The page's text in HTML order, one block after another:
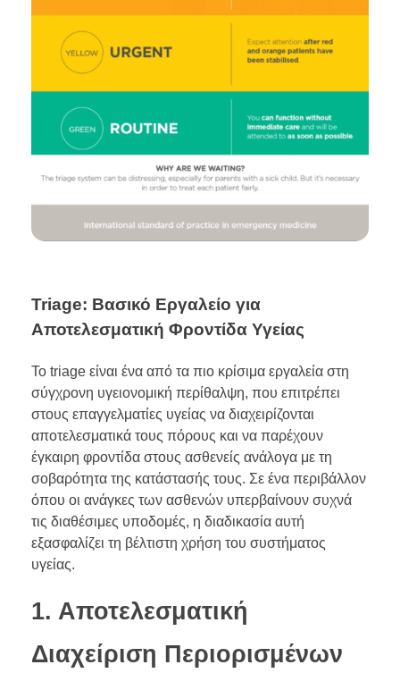
Triage: Βασικό Εργαλείο για
Αποτελεσματική Φροντίδα Υγείας
Το triage είναι ένα από τα πιο κρίσιμα εργαλεία στη
σύγχρονη υγειονομική περίθαλψη, που επιτρέπει
στους επαγγελματίες υγείας να διαχειρίζονται
αποτελεσματικά τους πόρους και να παρέχουν
έγκαιρη φροντίδα στους ασθενείς ανάλογα με τη
σοβαρότητα της κατάστασής τους. Σε ένα περιβάλλον
όπου οι ανάγκες των ασθενών υπερβαίνουν συχνά
τις διαθέσιμες υποδομές, η διαδικασία αυτή
εξασφαλίζει τη βέλτιστη χρήση του συστήματος
υγείας.
1. Αποτελεσματική
Διαχείριση Περιορισμένων